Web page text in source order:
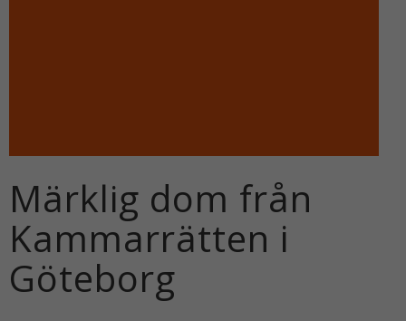
Märklig dom från
Kammarrätten i
Göteborg